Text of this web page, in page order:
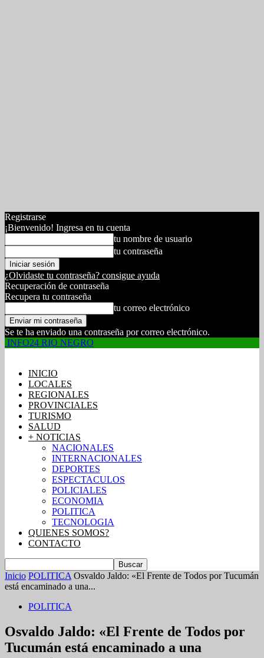
Registrarse
¡Bienvenido! Ingresa en tu cuenta
tu nombre de usuario
tu contraseña
¿Olvidaste tu contraseña? consigue ayuda
Recuperación de contraseña
Recupera tu contraseña
tu correo electrónico
Se te ha enviado una contraseña por correo electrónico.
INFO24 RIO NEGRO
INICIO
LOCALES
REGIONALES
PROVINCIALES
TURISMO
SALUD
+ NOTICIAS
NACIONALES
INTERNACIONALES
DEPORTES
ESPECTACULOS
POLICIALES
ECONOMIA
POLITICA
TECNOLOGIA
QUIENES SOMOS?
CONTACTO
Inicio POLITICA Osvaldo Jaldo: «El Frente de Todos por Tucumán
está encaminado a una...
POLITICA
Osvaldo Jaldo: «El Frente de Todos por
Tucumán está encaminado a una